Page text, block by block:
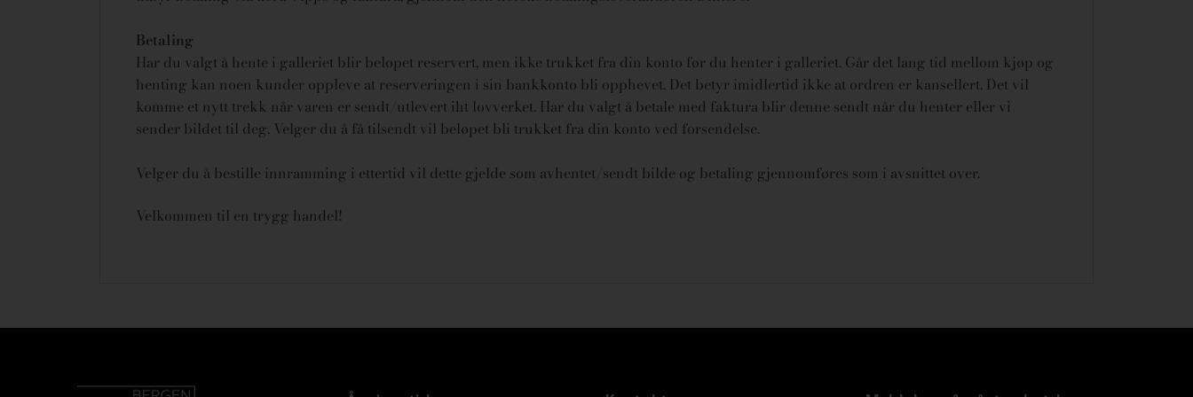
Betaling
Har du valgt å hente i galleriet blir beløpet reservert, men ikke trukket fra din konto før du henter i galleriet. Går det lang tid mellom kjøp og
henting kan noen kunder oppleve at reserveringen i sin bankkonto bli opphevet. Det betyr imidlertid ikke at ordren er kansellert. Det vil
komme et nytt trekk når varen er sendt/utlevert iht lovverket. Har du valgt å betale med faktura blir denne sendt når du henter eller vi
sender bildet til deg. Velger du å få tilsendt vil beløpet bli trukket fra din konto ved forsendelse.
Velger du å bestille innramming i ettertid vil dette gjelde som avhentet/sendt bilde og betaling gjennomføres som i avsnittet over.
Velkommen til en trygg handel!